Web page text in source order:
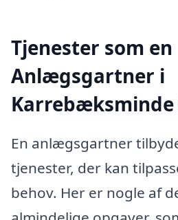
Tjenester som en
Anlægsgartner i
En anlægsgartner
tjenester, der kan
behov. Her er nogle af